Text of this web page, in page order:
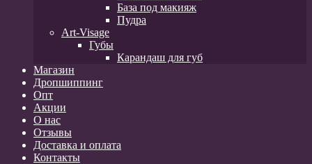
База под макияж
Пудра
Art-Visage
Губы
Карандаш для губ
Магазин
Дропшиппинг
Опт
Акции
О нас
Отзывы
Доставка и оплата
Контакты